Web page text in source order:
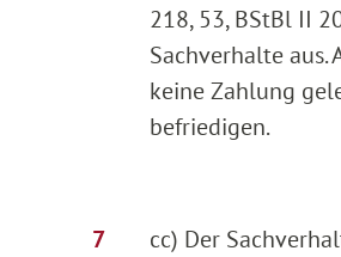
218, 53, BStBl II
Sachverhalte aus.
keine Zahlung
befriedigen.
cc) Der